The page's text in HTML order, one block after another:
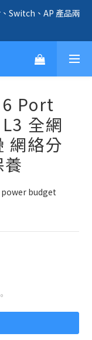
，即享免運優惠！
🛍️
Switch、AP 產品兩
迎聯絡！☎️
🛍️
Port
全網
網絡分
budget